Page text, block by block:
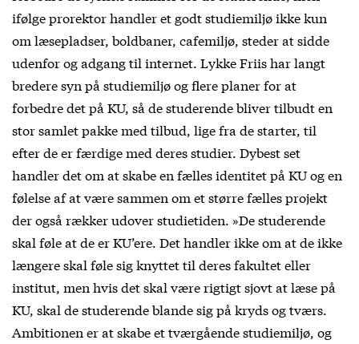
ifølge prorektor handler et godt studiemiljø ikke kun
om læsepladser, boldbaner, cafemiljø, steder at sidde
udenfor og adgang til internet. Lykke Friis har langt
bredere syn på studiemiljø og flere planer for at
forbedre det på KU, så de studerende bliver tilbudt en
stor samlet pakke med tilbud, lige fra de starter, til
efter de er færdige med deres studier. Dybest set
handler det om at skabe en fælles identitet på KU og en
følelse af at være sammen om et større fælles projekt
der også rækker udover studietiden. »De studerende
skal føle at de er KU’ere. Det handler ikke om at de ikke
længere skal føle sig knyttet til deres fakultet eller
institut, men hvis det skal være rigtigt sjovt at læse på
KU, skal de studerende blande sig på kryds og tværs.
Ambitionen er at skabe et tværgående studiemiljø, og